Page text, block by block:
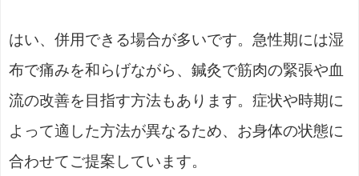
はい、併用できる場合が多いです。急性期には湿
布で痛みを和らげながら、鍼灸で筋肉の緊張や血
流の改善を目指す方法もあります。症状や時期に
よって適した方法が異なるため、お身体の状態に
合わせてご提案しています。